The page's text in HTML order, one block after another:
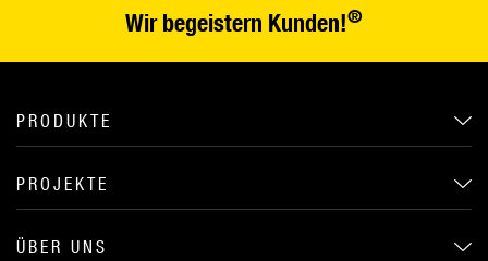
Wir begeistern Kunden!®
PRODUKTE
PROJEKTE
ÜBER UNS